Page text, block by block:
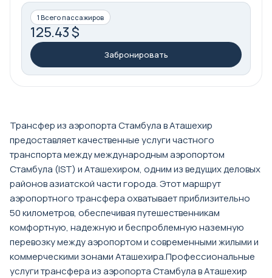
1 Всего пассажиров
125.43 $
Забронировать
Трансфер из аэропорта Стамбула в Аташехир
предоставляет качественные услуги частного
транспорта между международным аэропортом
Стамбула (IST) и Аташехиром, одним из ведущих деловых
районов азиатской части города. Этот маршрут
аэропортного трансфера охватывает приблизительно
50 километров, обеспечивая путешественникам
комфортную, надежную и беспроблемную наземную
перевозку между аэропортом и современными жилыми и
коммерческими зонами Аташехира.Профессиональные
услуги трансфера из аэропорта Стамбула в Аташехир